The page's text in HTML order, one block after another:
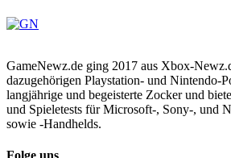
GameNewz.de ging 2017 aus Xbox-
dazugehörigen Playstation- und Nintendo-
langjährige und begeisterte Zocker und
und Spieletests für Microsoft-, Sony-, und
sowie -Handhelds.